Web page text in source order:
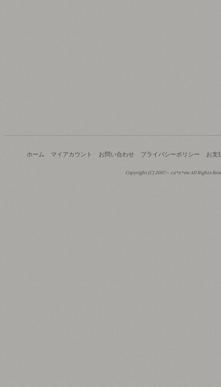
ホーム マイアカウント お問い合わせ プライバシーポリシー お支
Copyright (C) 2007～ ca*n*ow All Rights